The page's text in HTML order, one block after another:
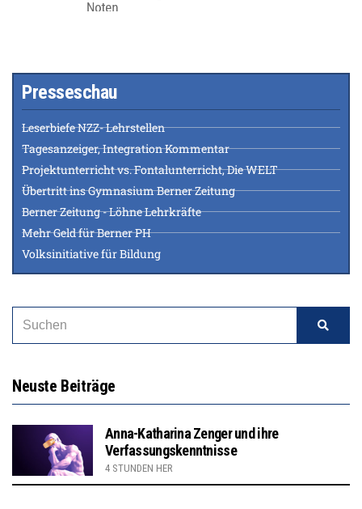
Presseschau
Leserbiefe NZZ- Lehrstellen
Tagesanzeiger, Integration Kommentar
Projektunterricht vs. Fontalunterricht, Die WELT
Übertritt ins Gymnasium Berner Zeitung
Berner Zeitung - Löhne Lehrkräfte
Mehr Geld für Berner PH
Volksinitiative für Bildung
Neuste Beiträge
Anna-Katharina Zenger und ihre
Verfassungskenntnisse
4 STUNDEN HER